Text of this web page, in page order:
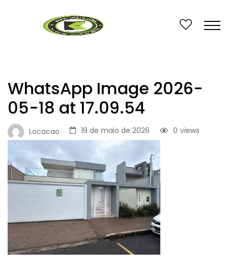
WhatsApp Image 2026-
05-18 at 17.09.54
Locacao 19 de maio de 2026 views
0